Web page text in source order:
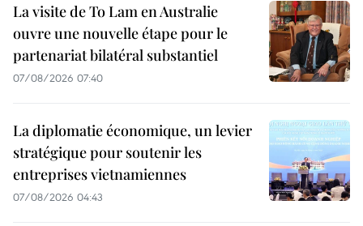
La visite de To Lam en Australie
ouvre une nouvelle étape pour le
partenariat bilatéral substantiel
07/08/2026 07:40
La diplomatie économique, un levier
stratégique pour soutenir les
entreprises vietnamiennes
07/08/2026 04:43